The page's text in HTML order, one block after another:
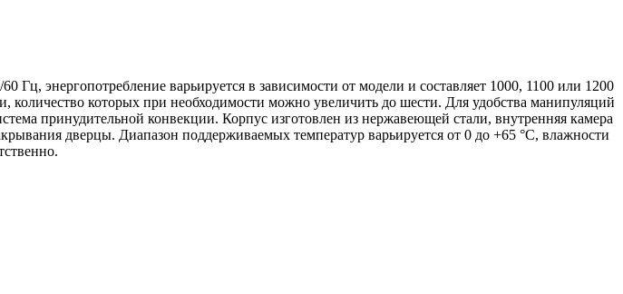
Гц, энергопотребление варьируется в зависимости от модели и составляет 1000, 1100 или 1200
которых при необходимости можно увеличить до шести. Для удобства манипуляций
принудительной конвекции. Корпус изготовлен из нержавеющей стали, внутренняя камера
дверцы. Диапазон поддерживаемых температур варьируется от 0 до +65 °C, влажности